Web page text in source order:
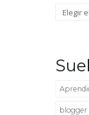
Archivo
blogger